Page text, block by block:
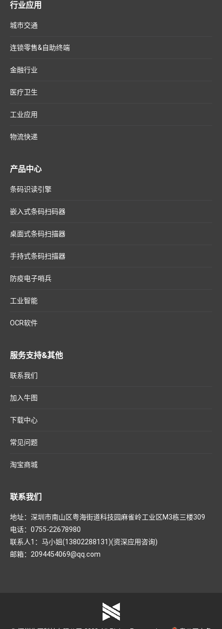
行业应用
城市交通
连锁零售&自助终端
金融行业
医疗卫生
工业应用
物流快递
产品中心
条码识读引擎
嵌入式条码扫码器
桌面式条码扫描器
手持式条码扫描器
防疫电子哨兵
工业智能
OCR软件
服务支持&其他
联系我们
加入牛图
下载中心
常见问题
淘宝商城
联系我们
地址：深圳市南山区粤海街道科技园麻雀岭工业区M3栋三楼309
电话：0755-22678980
联系人1：马小姐(13802288131)(资深应用咨询)
邮箱：2094454069@qq.com